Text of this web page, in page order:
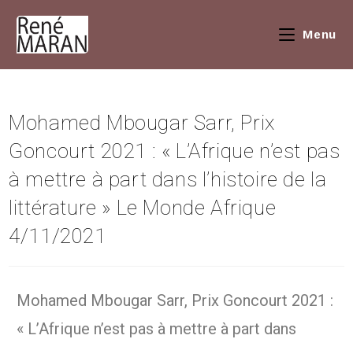
Menu
Mohamed Mbougar Sarr, Prix
Goncourt 2021 : « L’Afrique n’est pas
à mettre à part dans l’histoire de la
littérature » Le Monde Afrique
4/11/2021
Mohamed Mbougar Sarr, Prix Goncourt 2021 :
« L’Afrique n’est pas à mettre à part dans